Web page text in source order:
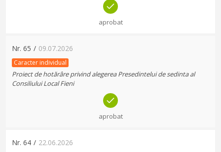
aprobat
Nr. 65 / 09.07.2026
Caracter individual
Proiect de hotărâre privind alegerea Presedintelui de sedinta al
Consiliului Local Fieni
aprobat
Nr. 64 / 22.06.2026